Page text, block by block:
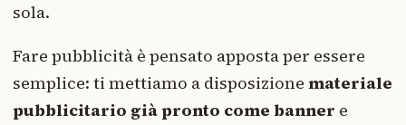
sola.
Fare pubblicità è pensato apposta per essere
semplice: ti mettiamo a disposizione materiale
pubblicitario già pronto come banner e